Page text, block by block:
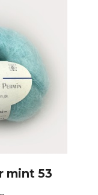
mint 53